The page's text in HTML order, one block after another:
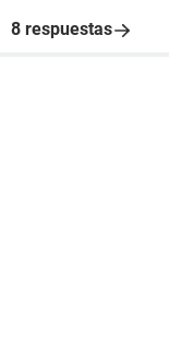
8 respuestas